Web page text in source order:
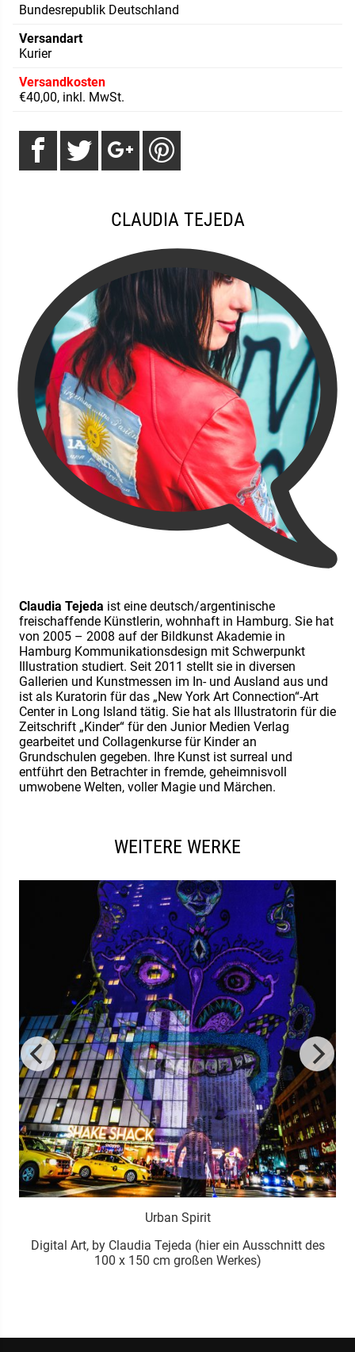
Bundesrepublik Deutschland
Versandart
Kurier
Versandkosten
€40,00, inkl. MwSt.
CLAUDIA TEJEDA
Claudia Tejeda ist eine deutsch/argentinische
freischaffende Künstlerin, wohnhaft in Hamburg. Sie hat
von 2005 – 2008 auf der Bildkunst Akademie in
Hamburg Kommunikationsdesign mit Schwerpunkt
Illustration studiert. Seit 2011 stellt sie in diversen
Gallerien und Kunstmessen im In- und Ausland aus und
ist als Kuratorin für das „New York Art Connection“-Art
Center in Long Island tätig. Sie hat als Illustratorin für die
Zeitschrift „Kinder“ für den Junior Medien Verlag
gearbeitet und Collagenkurse für Kinder an
Grundschulen gegeben. Ihre Kunst ist surreal und
entführt den Betrachter in fremde, geheimnisvoll
umwobene Welten, voller Magie und Märchen.
WEITERE WERKE
Urban Spirit
Digital Art, by Claudia Tejeda (hier ein Ausschnitt des
100 x 150 cm großen Werkes)